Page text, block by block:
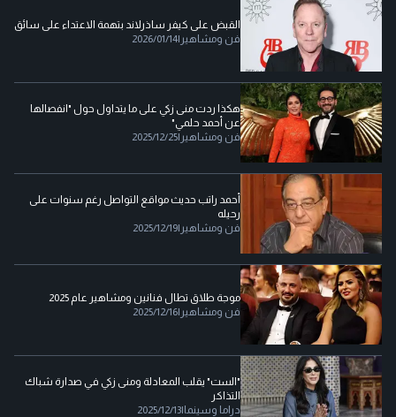
القبض على كيفر ساذرلاند بتهمة الاعتداء على سائق
فن ومشاهير |
2026/01/14
هكذا ردت منى زكي على ما يتداول حول "انفصالها
عن أحمد حلمي"
فن ومشاهير |
2025/12/25
أحمد راتب حديث مواقع التواصل رغم سنوات على
رحيله
فن ومشاهير |
2025/12/19
موجة طلاق تطال فنانين ومشاهير عام 2025
فن ومشاهير |
2025/12/16
"الست" يقلب المعادلة ومنى زكي في صدارة شباك
التذاكر
دراما وسينما |
2025/12/13